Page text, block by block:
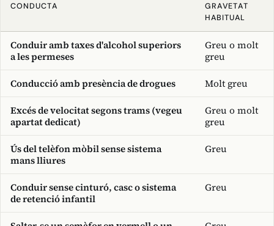
CONDUCTA
GRAVETAT
HABITUAL
Conduir amb taxes d'alcohol superiors
a les permeses
Greu o molt
greu
Conducció amb presència de drogues Molt greu
Excés de velocitat segons trams (vegeu
apartat dedicat)
Greu o molt
greu
Ús del telèfon mòbil sense sistema
mans lliures
Greu
Conduir sense cinturó, casc o sistema
de retenció infantil
Greu